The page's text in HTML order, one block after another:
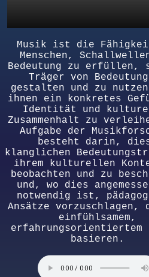
Musik ist die
Menschen,
Bedeutung zu erfüllen,
Träger von
gestalten und zu
ihnen ein konkretes
Identität und
Zusammenhalt zu
Aufgabe der
besteht darin,
klanglichen
ihrem kulturellen
beobachten und zu
und, wo dies
notwendig ist,
Ansätze vorzuschlagen,
einfühlsamem,
erfahrungsorientiertem
basieren.